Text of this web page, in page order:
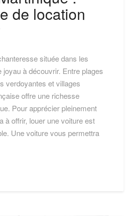
:
quelle
sélectionner
de location
située dans les
à découvrir. Entre plages
verdoyantes et villages
offre une richesse
Pour apprécier pleinement
à offrir, louer une voiture est
Une voiture vous permettra